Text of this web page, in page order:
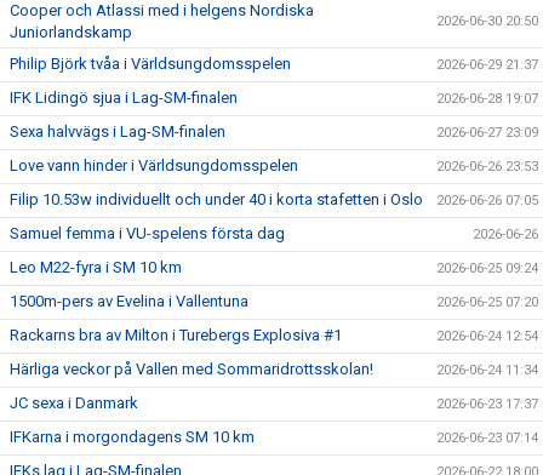
Cooper och Atlassi med i helgens Nordiska
Juniorlandskamp
2026-06-30 20:50
Philip Björk tvåa i Världsungdomsspelen 2026-06-29 21:37
IFK Lidingö sjua i Lag-SM-finalen 2026-06-28 19:07
Sexa halvvägs i Lag-SM-finalen 2026-06-27 23:09
Love vann hinder i Världsungdomsspelen 2026-06-26 23:53
Filip 10.53w individuellt och under 40 i korta stafetten i Oslo 2026-06-26 07:05
Samuel femma i VU-spelens första dag 2026-06-26
Leo M22-fyra i SM 10 km 2026-06-25 09:24
1500m-pers av Evelina i Vallentuna 2026-06-25 07:20
Rackarns bra av Milton i Turebergs Explosiva #1 2026-06-24 12:54
Härliga veckor på Vallen med Sommaridrottsskolan! 2026-06-24 11:34
JC sexa i Danmark 2026-06-23 17:37
IFKarna i morgondagens SM 10 km 2026-06-23 07:14
IFKs lag i Lag-SM-finalen